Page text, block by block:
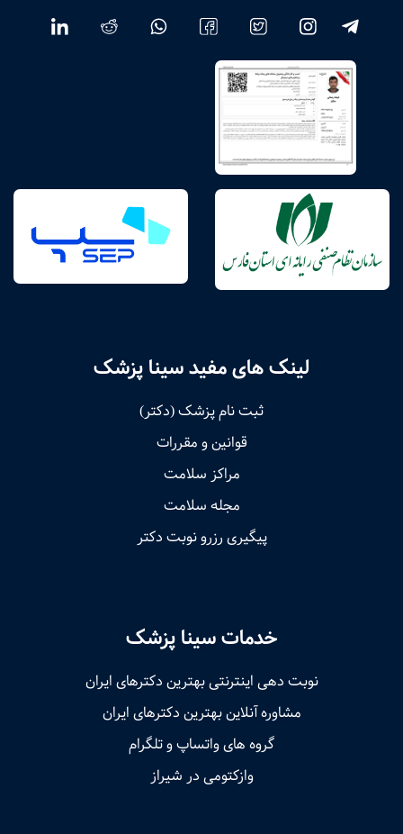
لینک های مفید سینا پزشک
ثبت نام پزشک (دکتر)
قوانین و مقررات
مراکز سلامت
مجله سلامت
پیگیری رزرو نوبت دکتر
خدمات سینا پزشک
نوبت‌ دهی اینترنتی بهترین دکترهای ایران
مشاوره آنلاین بهترین دکترهای ایران
گروه های واتساپ و تلگرام
وازکتومی در شیراز